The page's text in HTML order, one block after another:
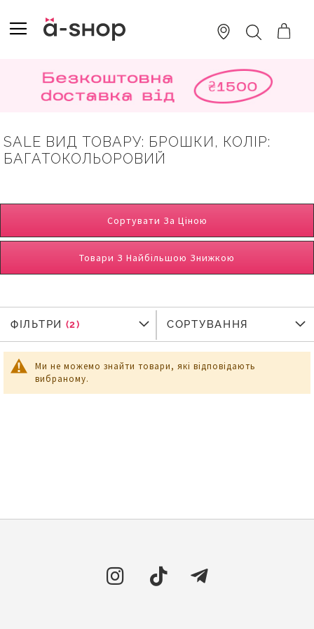
TO
CONTENT
ПОШУК
SALE ВИД ТОВАРУ: БРОШКИ, КОЛІР:
БАГАТОКОЛЬОРОВИЙ
Сортувати За Ціною
Товари З Найбільшою Знижкою
Ми не можемо знайти товари, які відповідають
вибраному.
ФІЛЬТРИ
ФІЛЬТРИ СОРТУВАННЯ